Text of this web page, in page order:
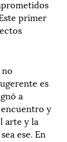
primer
es
a
y
arte y la
ese. En